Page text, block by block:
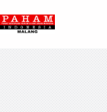
to
content